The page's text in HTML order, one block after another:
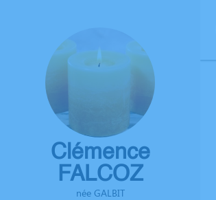
Clémence
FALCOZ
née GALBIT